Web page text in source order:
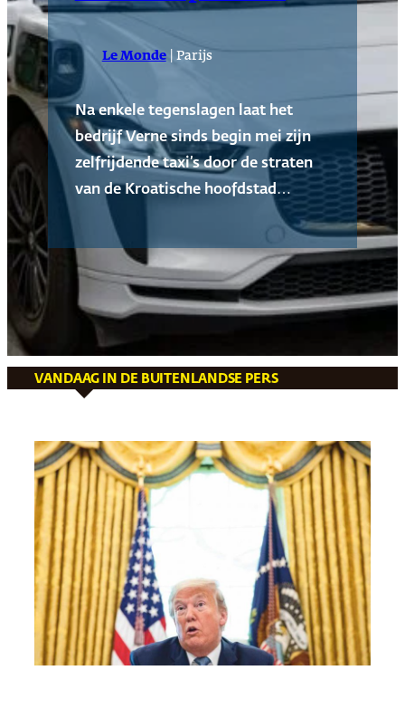
Le Monde| Parijs
Na enkele tegenslagen laat het
bedrijf Verne sinds begin mei zijn
zelfrijdende taxi’s door de straten
van de Kroatische hoofdstad…
VANDAAG IN DE BUITENLANDSE PERS